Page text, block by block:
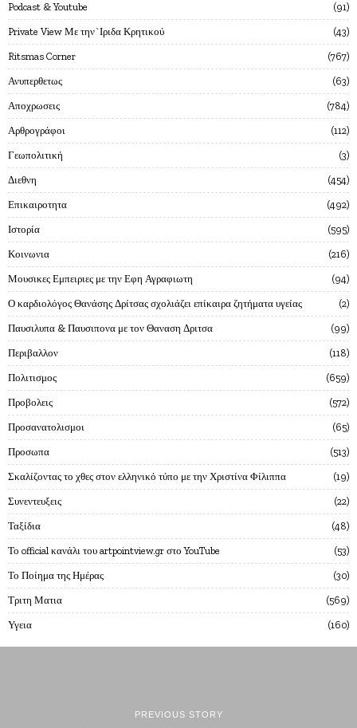
Podcast & Youtube 91
Private View Με την`Ιριδα Κρητικού 43
Ritsmas Corner 767
Ανυπερθετως 63
Αποχρωσεις 784
Αρθρογράφοι 112
Γεωπολιτική 3
Διεθνη 454
Επικαιροτητα 492
Ιστορία 595
Κοινωνια 216
Μουσικες Εμπειριες με την Εφη Αγραφιωτη 94
Ο καρδιολόγος Θανάσης Δρίτσας σχολιάζει επίκαιρα ζητήματα υγείας 2
Παυσιλυπα & Παυσιπονα με τον Θαναση Δριτσα 99
Περιβαλλον 118
Πολιτισμος 659
Προβολεις 572
Προσανατολισμοι 65
Προσωπα 513
Σκαλίζοντας το χθες στον ελληνικό τύπο με την Χριστίνα Φίλιππα 19
Συνεντευξεις 22
Ταξίδια 48
Το official κανάλι του artpointview.gr στο YouTube 53
Το Ποίημα της Ημέρας 30
Τριτη Ματια 569
Υγεια 160
PREVIOUS STORY